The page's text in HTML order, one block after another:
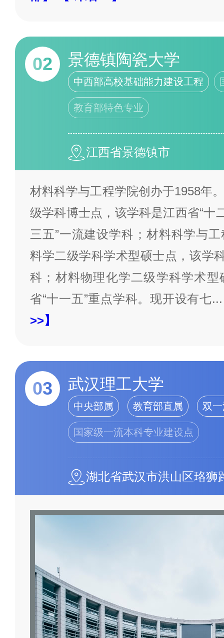
02 景德镇陶瓷大学
中西部高校基础能力建设工程
教育部特色专业
江西省景德镇市
材料科学与工程学院创办于1958年
级学科博士点，该学科是江西省“十
三五”一流建设学科；材料科学与
料学二级学科学术型硕士点，该学
科；材料物理化学二级学科学术
省“十一五”重点学科。现开设有七...
>>】
03 武汉理工大学
中央部属 教育部直属 双
国家级一流本科专业建设点
湖北省武汉市洪山区珞狮